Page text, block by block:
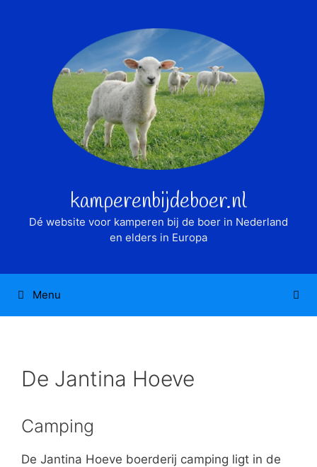
kamperenbijdeboer.nl
Dé website voor kamperen bij de boer in Nederland
en elders in Europa
Menu
De Jantina Hoeve
Camping
De Jantina Hoeve boerderij camping ligt in de